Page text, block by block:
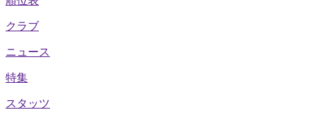
クラブ
ニュース
特集
スタッツ